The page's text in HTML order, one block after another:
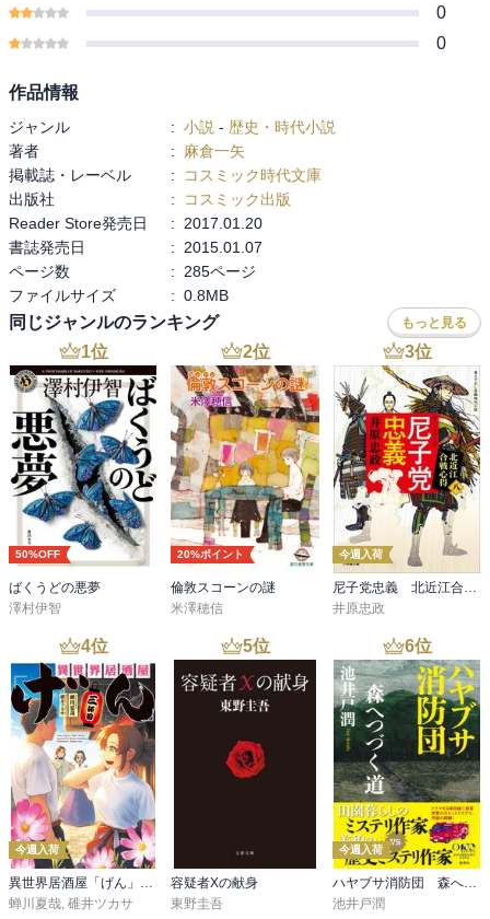
0
0
作品情報
ジャンル : 小説 - 歴史・時代小説
著者
:
麻倉一矢
掲載誌・レーベル
:
コスミック時代文庫
出版社
:
コスミック出版
Reader Store発売日
:
2017.01.20
書誌発売日
:
2015.01.07
ページ数
:
285ページ
ファイルサイズ
: 0.8MB
同じジャンルのランキング もっと見る
1位
50%OFF
ばくうどの悪夢
澤村伊智
2位
20%ポイント
倫敦スコーンの謎
米澤穂信
3位
今週入荷
尼子党忠義 北近江合戦心得〈八〉
井原忠政
4位
今週入荷
蝉川夏哉 碓井ツカサ
5位
容疑者Xの献身
東野圭吾
6位
今週入荷
池井戸潤